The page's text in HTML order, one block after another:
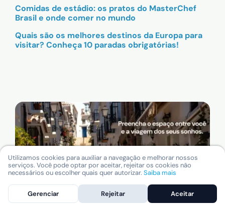
Comidas de estádio: os pratos do MasterChef
Brasil e onde comer no mundo
Quais são os melhores destinos da Europa para
visitar? Conheça 10 paradas obrigatórias!
Utilizamos cookies para auxiliar a navegação e melhorar nossos
serviços. Você pode optar por aceitar, rejeitar os cookies não
necessários ou escolher quais quer autorizar. Saiba mais
Gerenciar Rejeitar Aceitar